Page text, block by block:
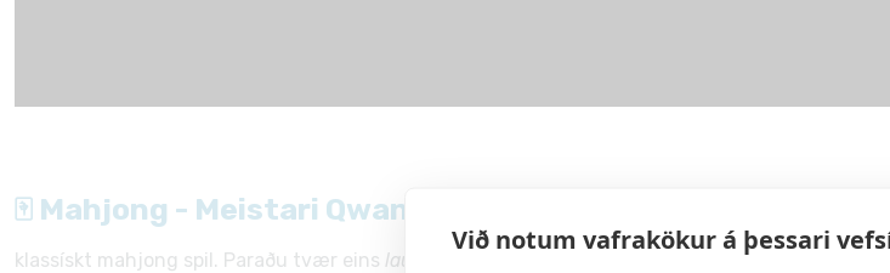
Við notum vafrakökur á þessari
🀄 Mahjong - Meistari Qwan
klassískt mahjong spil. Paraðu tvær eins lausar Blómflísar